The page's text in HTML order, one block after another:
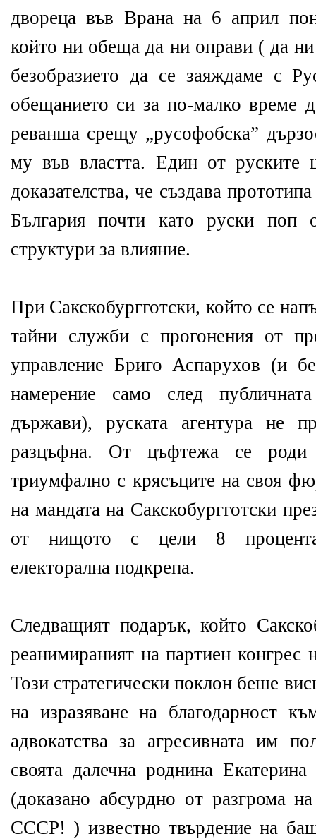
двореца във Врана на 6 април
който ни обеща да ни оправи ( да
безобразието да се заяждаме с
обещанието си за по-малко време
реванша срещу „русофобска”
му във властта. Един от руските
доказателства, че създава
България почти като руски поп
структури за влияние.
При Сакскобургготски, който се
тайни служби с прогонения от
управление Бриго Аспарухов (и
намерение само след
държави), руската агентура не
разцъфна. От цъфтежа се роди
триумфално с крясъците на своя
на мандата на Сакскобургготски
от нищото с цели 8 процента
електорална подкрепа.
Следващият подарък, който
реанимираният на партиен
Този стратегически поклон беше
на изразяване на благодарност
адвокатства за агресивната им
своята далечна роднина
(доказано абсурдно от разгрома
СССР! ) известно твърдение на